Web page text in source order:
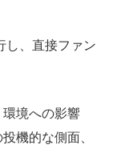
し、直接ファン
境への影響
機的な側面、